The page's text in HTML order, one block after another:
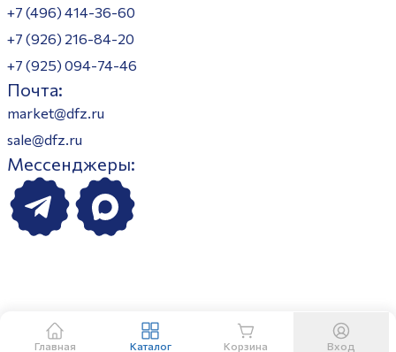
+7 (496) 414-36-60
+7 (926) 216-84-20
+7 (925) 094-74-46
Почта:
market@dfz.ru
sale@dfz.ru
Мессенджеры:
Главная Каталог Корзина Вход